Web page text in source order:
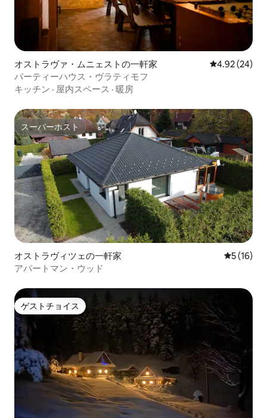
オストラヴァ・ムニェストの一軒家 レビュー24
4.92 (24)
パーティーハウス・ヴラティモフ
キッチン · 屋内スペース · 暖房
スーパーホスト
スーパーホスト
オストラヴィツェの一軒家 レビュー
5 (16)
アパートマン・ウッド
ゲストチョイス
ゲストチョイス